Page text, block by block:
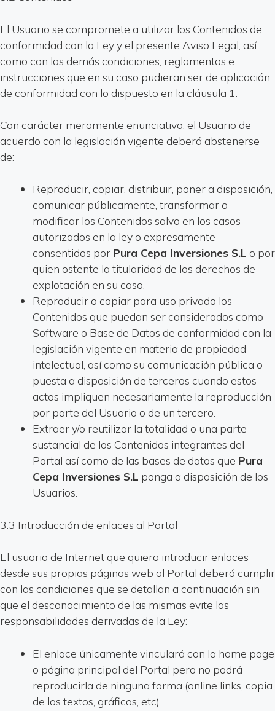
El Usuario se compromete a utilizar los Contenidos de
conformidad con la Ley y el presente Aviso Legal, así
como con las demás condiciones, reglamentos e
instrucciones que en su caso pudieran ser de aplicación
de conformidad con lo dispuesto en la cláusula 1.
Con carácter meramente enunciativo, el Usuario de
acuerdo con la legislación vigente deberá abstenerse
de:
Reproducir, copiar, distribuir, poner a disposición,
comunicar públicamente, transformar o
modificar los Contenidos salvo en los casos
autorizados en la ley o expresamente
consentidos por Pura Cepa Inversiones S.L o por
quien ostente la titularidad de los derechos de
explotación en su caso.
Reproducir o copiar para uso privado los
Contenidos que puedan ser considerados como
Software o Base de Datos de conformidad con la
legislación vigente en materia de propiedad
intelectual, así como su comunicación pública o
puesta a disposición de terceros cuando estos
actos impliquen necesariamente la reproducción
por parte del Usuario o de un tercero.
Extraer y/o reutilizar la totalidad o una parte
sustancial de los Contenidos integrantes del
Portal así como de las bases de datos que Pura
Cepa Inversiones S.L ponga a disposición de los
Usuarios.
3.3 Introducción de enlaces al Portal
El usuario de Internet que quiera introducir enlaces
desde sus propias páginas web al Portal deberá cumplir
con las condiciones que se detallan a continuación sin
que el desconocimiento de las mismas evite las
responsabilidades derivadas de la Ley:
El enlace únicamente vinculará con la home page
o página principal del Portal pero no podrá
reproducirla de ninguna forma (online links, copia
de los textos, gráficos, etc).